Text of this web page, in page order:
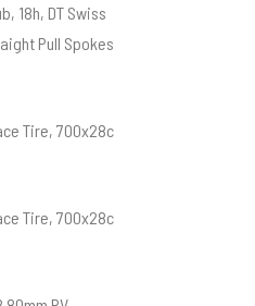
18h, DT Swiss
Pull Spokes
Tire, 700x28c
Tire, 700x28c